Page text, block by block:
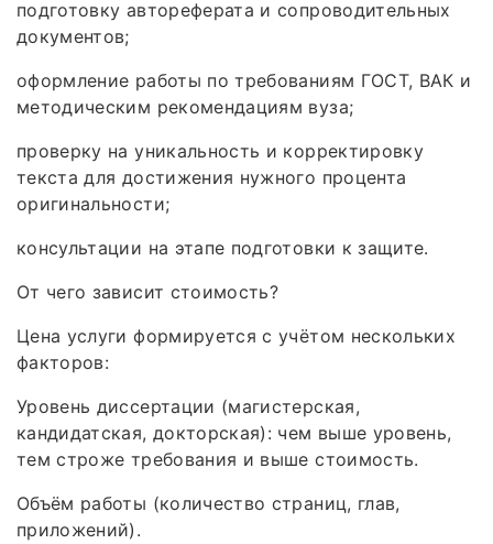
подготовку автореферата и сопроводительных
документов;
оформление работы по требованиям ГОСТ, ВАК и
методическим рекомендациям вуза;
проверку на уникальность и корректировку
текста для достижения нужного процента
оригинальности;
консультации на этапе подготовки к защите.
От чего зависит стоимость?
Цена услуги формируется с учётом нескольких
факторов:
Уровень диссертации (магистерская,
кандидатская, докторская): чем выше уровень,
тем строже требования и выше стоимость.
Объём работы (количество страниц, глав,
приложений).